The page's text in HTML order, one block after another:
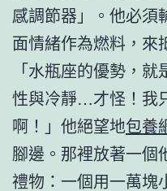
感調節器」。他必須
面情緒作為燃料，來
「水瓶座的優勢，
性與冷靜…才怪！我
啊！」他絕望地包養
腳邊。那裡放著一個
禮物：一個用一萬塊